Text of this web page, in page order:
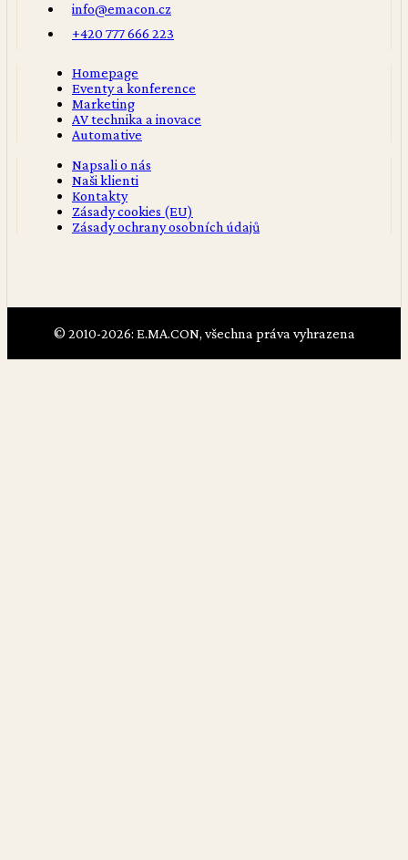
info@emacon.cz
+420 777 666 223
Homepage
Eventy a konference
Marketing
AV technika a inovace
Automative
Napsali o nás
Naši klienti
Kontakty
Zásady cookies (EU)
Zásady ochrany osobních údajů
© 2010-2026: E.MA.CON, všechna práva vyhrazena